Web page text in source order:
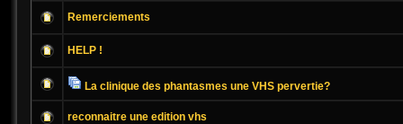
Remerciements
HELP !
La clinique des phantasmes une VHS pervertie?
reconnaitre une edition vhs